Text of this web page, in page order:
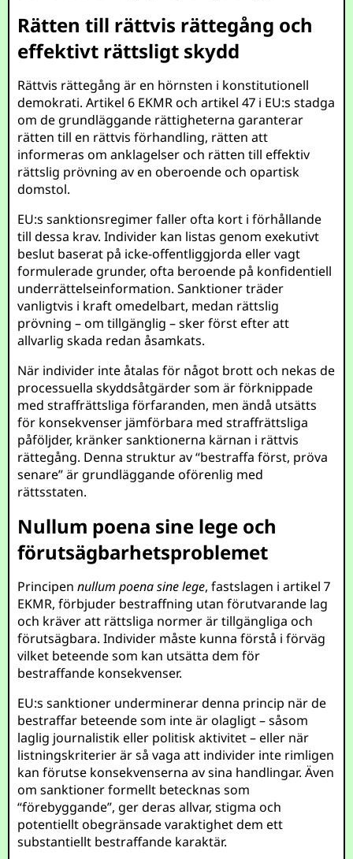
Rätten till rättvis rättegång och
effektivt rättsligt skydd
Rättvis rättegång är en hörnsten i konstitutionell
demokrati. Artikel 6 EKMR och artikel 47 i EU:s stadga
om de grundläggande rättigheterna garanterar
rätten till en rättvis förhandling, rätten att
informeras om anklagelser och rätten till effektiv
rättslig prövning av en oberoende och opartisk
domstol.
EU:s sanktionsregimer faller ofta kort i förhållande
till dessa krav. Individer kan listas genom exekutivt
beslut baserat på icke-offentliggjorda eller vagt
formulerade grunder, ofta beroende på konfidentiell
underrättelseinformation. Sanktioner träder
vanligtvis i kraft omedelbart, medan rättslig
prövning – om tillgänglig – sker först efter att
allvarlig skada redan åsamkats.
När individer inte åtalas för något brott och nekas de
processuella skyddsåtgärder som är förknippade
med straffrättsliga förfaranden, men ändå utsätts
för konsekvenser jämförbara med straffrättsliga
påföljder, kränker sanktionerna kärnan i rättvis
rättegång. Denna struktur av “bestraffa först, pröva
senare” är grundläggande oförenlig med
rättsstaten.
Nullum poena sine lege och
förutsägbarhetsproblemet
Principennullum poena sine lege, fastslagen i artikel 7
EKMR, förbjuder bestraffning utan förutvarande lag
och kräver att rättsliga normer är tillgängliga och
förutsägbara. Individer måste kunna förstå i förväg
vilket beteende som kan utsätta dem för
bestraffande konsekvenser.
EU:s sanktioner underminerar denna princip när de
bestraffar beteende som inte är olagligt – såsom
laglig journalistik eller politisk aktivitet – eller när
listningskriterier är så vaga att individer inte rimligen
kan förutse konsekvenserna av sina handlingar. Även
om sanktioner formellt betecknas som
“förebyggande”, ger deras allvar, stigma och
potentiellt obegränsade varaktighet dem ett
substantiellt bestraffande karaktär.